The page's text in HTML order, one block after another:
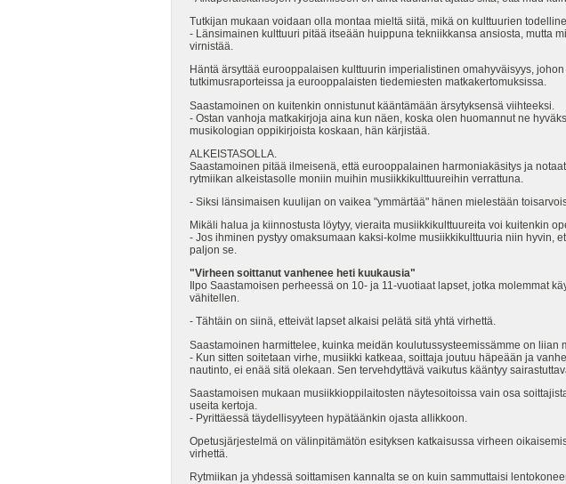
Tutkijan mukaan voidaan olla montaa mieltä siitä, mikä on kulttuurien
- Länsimainen kulttuuri pitää itseään huippuna tekniikkansa ansiosta, mutta
virnistää.
Häntä ärsyttää eurooppalaisen kulttuurin imperialistinen omahyväisyys,
tutkimusraporteissa ja eurooppalaisten tiedemiesten matkakertomuksissa.
Saastamoinen on kuitenkin onnistunut kääntämään ärsytyksensä viihteeksi.
- Ostan vanhoja matkakirjoja aina kun näen, koska olen huomannut ne
musikologian oppikirjoista koskaan, hän kärjistää.
ALKEISTASOLLA.
Saastamoinen pitää ilmeisenä, että eurooppalainen harmoniakäsitys ja
rytmiikan alkeistasolle moniin muihin musiikkikulttuureihin verrattuna.
- Siksi länsimaisen kuulijan on vaikea "ymmärtää" hänen mielestään
Mikäli halua ja kiinnostusta löytyy, vieraita musiikkikulttuureita voi kuitenkin
- Jos ihminen pystyy omaksumaan kaksi-kolme musiikkikulttuuria niin hyvin,
paljon se.
"Virheen soittanut vanhenee heti kuukausia"
Ilpo Saastamoisen perheessä on 10- ja 11-vuotiaat lapset, jotka molemmat
vähitellen.
- Tähtäin on siinä, etteivät lapset alkaisi pelätä sitä yhtä virhettä.
Saastamoinen harmittelee, kuinka meidän koulutussysteemissämme on liian
- Kun sitten soitetaan virhe, musiikki katkeaa, soittaja joutuu häpeään ja
nautinto, ei enää sitä olekaan. Sen tervehdyttävä vaikutus kääntyy
Saastamoisen mukaan musiikkioppilaitosten näytesoitoissa vain osa
useita kertoja.
- Pyrittäessä täydellisyyteen hypätäänkin ojasta allikkoon.
Opetusjärjestelmä on välinpitämätön esityksen katkaisussa virheen
virhettä.
Rytmiikan ja yhdessä soittamisen kannalta se on kuin sammuttaisi